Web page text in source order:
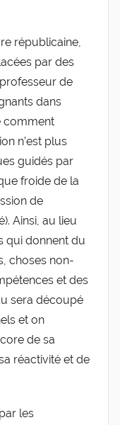
républicaine,
par des
de
dans
comment
n’est plus
guidés par
froide de la
de
Ainsi, au lieu
qui donnent du
choses non-
et des
sera découpé
et on
de sa
réactivité et de
les